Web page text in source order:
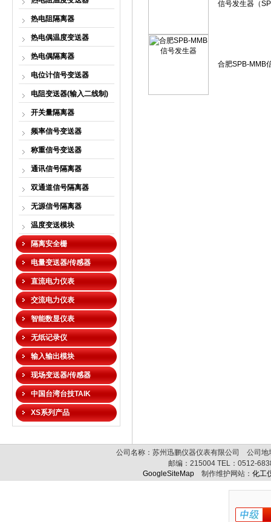
热电阻隔离器
热电偶温度变送器
热电偶隔离器
电位计信号变送器
电阻变送器(输入二线制)
开关量隔离器
频率信号变送器
称重信号变送器
通讯信号隔离器
双通道信号隔离器
无源信号隔离器
温度变送模块
隔离安全栅
电量变送器/传感器
直流电力仪表
交流电力仪表
智能数显仪表
无纸记录仪
输入输出模块
现场变送器/传感器
中国台湾台技TAIK
XS系列产品
信号发生器（
合肥SPB-MMB
公司名称：苏州迅鹏仪器仪表有限公司 公司
邮编： 215004 TEL： 0512-
GoogleSiteMap 制作维护网站： 化工